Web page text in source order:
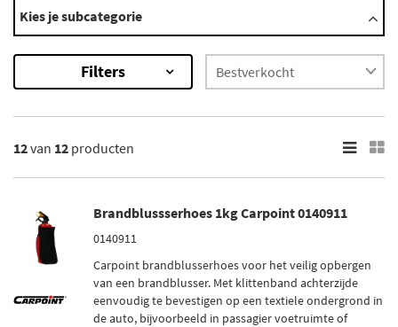
Modellen
4/72
ELF
×
12Resultaten
×
Carpoint (1)
Belmic (7)
Osec (2)
Kies je subcategorie
Filters
12van 12 producten
Brandblussserhoes 1kg Carpoint 0140911
0140911
Carpoint brandblusserhoes voor het veilig opbergen
van een brandblusser. Met klittenband achterzijde
eenvoudig te bevestigen op een textiele ondergrond in
de auto, bijvoorbeeld in passagier voetruimte of